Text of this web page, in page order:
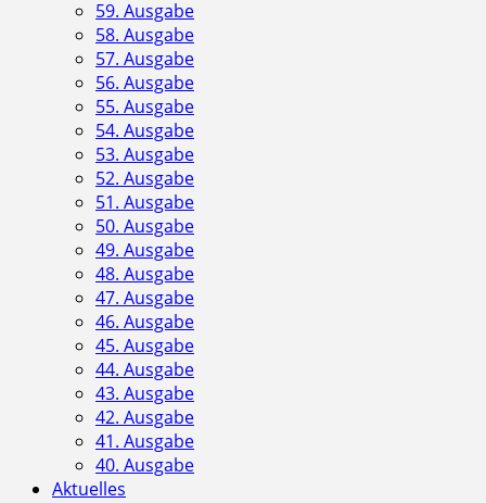
59. Ausgabe
58. Ausgabe
57. Ausgabe
56. Ausgabe
55. Ausgabe
54. Ausgabe
53. Ausgabe
52. Ausgabe
51. Ausgabe
50. Ausgabe
49. Ausgabe
48. Ausgabe
47. Ausgabe
46. Ausgabe
45. Ausgabe
44. Ausgabe
43. Ausgabe
42. Ausgabe
41. Ausgabe
40. Ausgabe
Aktuelles